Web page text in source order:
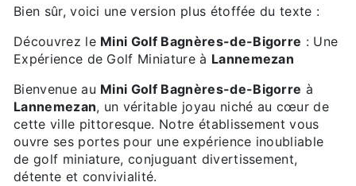
Bien sûr, voici une version plus étoffée du texte :
Découvrez le Mini Golf Bagnères-de-Bigorre : Une
Expérience de Golf Miniature à Lannemezan
Bienvenue au Mini Golf Bagnères-de-Bigorre à
Lannemezan, un véritable joyau niché au cœur de
cette ville pittoresque. Notre établissement vous
ouvre ses portes pour une expérience inoubliable
de golf miniature, conjuguant divertissement,
détente et convivialité.